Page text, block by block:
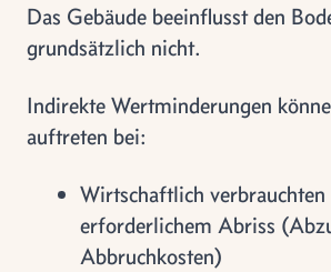
Das Gebäude beeinflusst den
grundsätzlich nicht.
Indirekte Wertminderungen
auftreten bei:
Wirtschaftlich
erforderlichem Abriss
Abbruchkosten)